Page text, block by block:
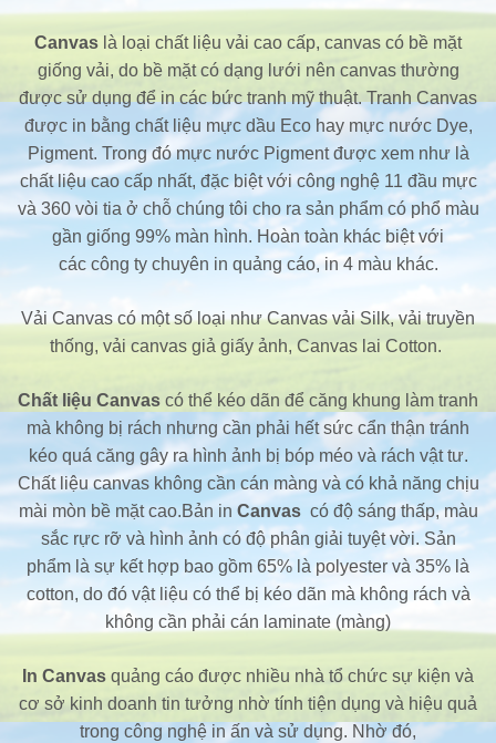
Canvas là loại chất liệu vải cao cấp, canvas có bề mặt
giống vải, do bề mặt có dạng lưới nên canvas thường
được sử dụng để in các bức tranh mỹ thuật. Tranh Canvas
được in bằng chất liệu mực dầu Eco hay mực nước Dye,
Pigment. Trong đó mực nước Pigment được xem như là
chất liệu cao cấp nhất, đặc biệt với công nghệ 11 đầu mực
và 360 vòi tia ở chỗ chúng tôi cho ra sản phẩm có phổ màu
gần giống 99% màn hình. Hoàn toàn khác biệt với
các công ty chuyên in quảng cáo, in 4 màu khác.
Vải Canvas có một số loại như Canvas vải Silk, vải truyền
thống, vải canvas giả giấy ảnh, Canvas lai Cotton.
Chất liệu Canvas có thể kéo dãn để căng khung làm tranh
mà không bị rách nhưng cần phải hết sức cẩn thận tránh
kéo quá căng gây ra hình ảnh bị bóp méo và rách vật tư.
Chất liệu canvas không cần cán màng và có khả năng chịu
mài mòn bề mặt cao.Bản in Canvascó độ sáng thấp, màu
sắc rực rỡ và hình ảnh có độ phân giải tuyệt vời. Sản
phẩm là sự kết hợp bao gồm 65% là polyester và 35% là
cotton, do đó vật liệu có thể bị kéo dãn mà không rách và
không cần phải cán laminate (màng)
In Canvas quảng cáo được nhiều nhà tổ chức sự kiện và
cơ sở kinh doanh tin tưởng nhờ tính tiện dụng và hiệu quả
trong công nghệ in ấn và sử dụng. Nhờ đó,